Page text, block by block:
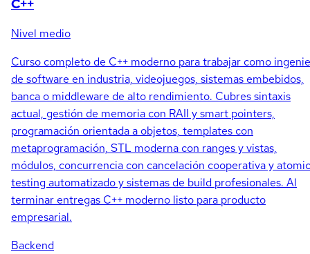
C++
Nivel medio
Curso completo de C++ moderno para trabajar como
de software en industria, videojuegos, sistemas embebidos,
banca o middleware de alto rendimiento. Cubres sintaxis
actual, gestión de memoria con RAII y smart pointers,
programación orientada a objetos, templates con
metaprogramación, STL moderna con ranges y vistas,
módulos, concurrencia con cancelación cooperativa y
testing automatizado y sistemas de build profesionales. Al
terminar entregas C++ moderno listo para producto
empresarial.
Backend